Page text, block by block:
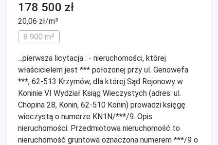
178 500 zł
20,06 zł/m²
8 900 m²
...pierwsza licytacja : - nieruchomości, której
właścicielem jest *** położonej przy ul. Genowefa
***, 62-513 Krzymów, dla której Sąd Rejonowy w
Koninie VI Wydział Ksiąg Wieczystych (adres: ul.
Chopina 28, Konin, 62-510 Konin) prowadzi księgę
wieczystą o numerze KN1N/***/9. Opis
nieruchomości: Przedmiotowa nieruchomość to
nieruchomość gruntowa oznaczona numerem ***/9 o